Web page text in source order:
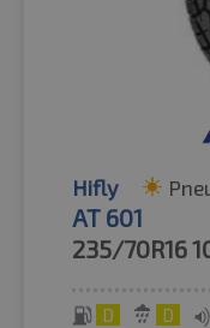
Hifly
AT 601
235/70R16
D D